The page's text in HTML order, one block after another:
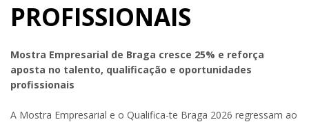
PROFISSIONAIS
Mostra Empresarial de Braga cresce 25% e reforça
aposta no talento, qualificação e oportunidades
profissionais
A Mostra Empresarial e o Qualifica-te Braga 2026 regressam ao